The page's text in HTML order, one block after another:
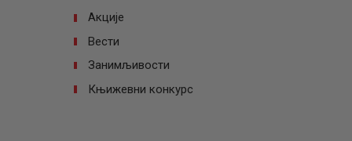
Акције
Вести
Занимљивости
Књижевни конкурс